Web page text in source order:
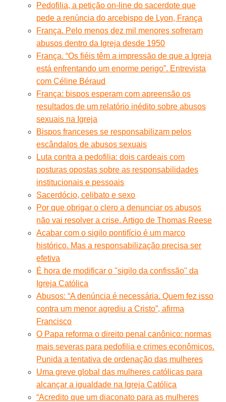
Pedofilia, a petição on-line do sacerdote que
pede a renúncia do arcebispo de Lyon, França
França. Pelo menos dez mil menores sofreram
abusos dentro da Igreja desde 1950
França. “Os fiéis têm a impressão de que a Igreja
está enfrentando um enorme perigo”. Entrevista
com Céline Béraud
França: bispos esperam com apreensão os
resultados de um relatório inédito sobre abusos
sexuais na Igreja
Bispos franceses se responsabilizam pelos
escândalos de abusos sexuais
Luta contra a pedofilia: dois cardeais com
posturas opostas sobre as responsabilidades
institucionais e pessoais
Sacerdócio, celibato e sexo
Por que obrigar o clero a denunciar os abusos
não vai resolver a crise. Artigo de Thomas Reese
Acabar com o sigilo pontifício é um marco
histórico. Mas a responsabilização precisa ser
efetiva
É hora de modificar o ''sigilo da confissão'' da
Igreja Católica
Abusos: “A denúncia é necessária. Quem fez isso
contra um menor agrediu a Cristo”, afirma
Francisco
O Papa reforma o direito penal canônico: normas
mais severas para pedofilia e crimes econômicos.
Punida a tentativa de ordenação das mulheres
Uma greve global das mulheres católicas para
alcançar a igualdade na Igreja Católica
“Acredito que um diaconato para as mulheres